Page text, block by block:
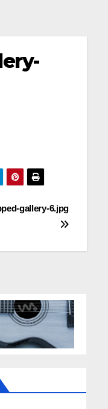
gallery-6.jpg